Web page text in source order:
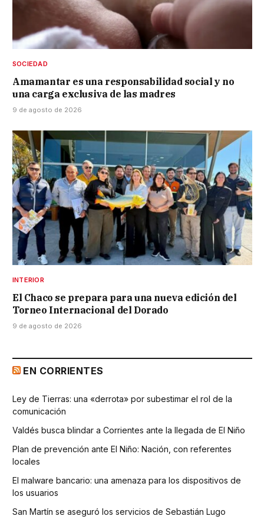
SOCIEDAD
Amamantar es una responsabilidad social y no
una carga exclusiva de las madres
9 de agosto de 2026
INTERIOR
El Chaco se prepara para una nueva edición del
Torneo Internacional del Dorado
9 de agosto de 2026
EN CORRIENTES
Ley de Tierras: una «derrota» por subestimar el rol de la
comunicación
Valdés busca blindar a Corrientes ante la llegada de El Niño
Plan de prevención ante El Niño: Nación, con referentes
locales
El malware bancario: una amenaza para los dispositivos de
los usuarios
San Martín se aseguró los servicios de Sebastián Lugo